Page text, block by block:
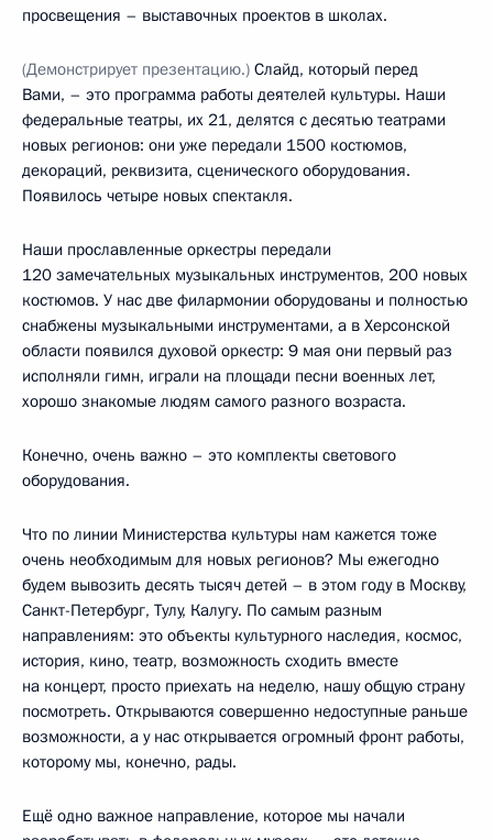
просвещения – выставочных проектов в школах.
(Демонстрирует презентацию.) Слайд, который перед
Вами, – это программа работы деятелей культуры. Наши
федеральные театры, их 21, делятся с десятью театрами
новых регионов: они уже передали 1500 костюмов,
декораций, реквизита, сценического оборудования.
Появилось четыре новых спектакля.
Наши прославленные оркестры передали
120 замечательных музыкальных инструментов, 200 новых
костюмов. У нас две филармонии оборудованы и полностью
снабжены музыкальными инструментами, а в Херсонской
области появился духовой оркестр: 9 мая они первый раз
исполняли гимн, играли на площади песни военных лет,
хорошо знакомые людям самого разного возраста.
Конечно, очень важно – это комплекты светового
оборудования.
Что по линии Министерства культуры нам кажется тоже
очень необходимым для новых регионов? Мы ежегодно
будем вывозить десять тысяч детей – в этом году в Москву,
Санкт-Петербург, Тулу, Калугу. По самым разным
направлениям: это объекты культурного наследия, космос,
история, кино, театр, возможность сходить вместе
на концерт, просто приехать на неделю, нашу общую страну
посмотреть. Открываются совершенно недоступные раньше
возможности, а у нас открывается огромный фронт работы,
которому мы, конечно, рады.
Ещё одно важное направление, которое мы начали